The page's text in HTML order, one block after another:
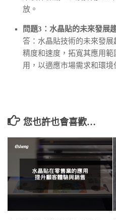
放。
問題3：水晶貼的未來發展
答：水晶貼技術的未來發展
精度和速度，拓寬其應用
用，以適應市場需求和環境
您也許也會喜歡…